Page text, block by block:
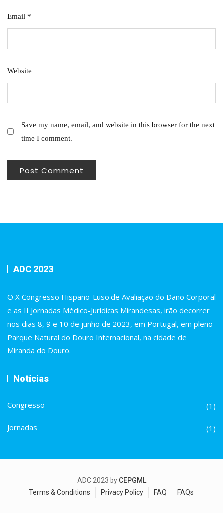
Email *
Website
Save my name, email, and website in this browser for the next
time I comment.
ADC 2023
O X Congresso Hispano-Luso de Avaliação do Dano Corporal
e as II Jornadas Médico-Jurídicas Mirandesas, irão decorrer
nos dias 8, 9 e 10 de junho de 2023, em Portugal, em pleno
Parque Natural do Douro Internacional, na cidade de
Miranda do Douro.
Notícias
Congresso (1)
Jornadas (1)
ADC 2023 by CEPGML
Terms & Conditions
Privacy Policy FAQ FAQs